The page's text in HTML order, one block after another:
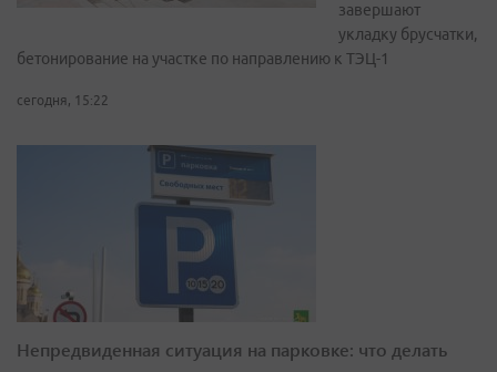
завершают
укладку брусчатки,
бетонирование на участке по направлению к ТЭЦ-1
сегодня, 15:22
Непредвиденная ситуация на парковке: что делать